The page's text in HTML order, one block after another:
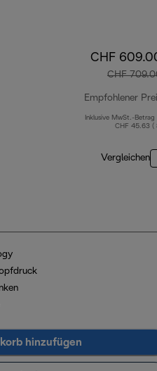
CHF
CHF
Empfohlener
Inklusive MwSt.-Betrag
CHF 45.63 (
Vergleichen
hinzufügen